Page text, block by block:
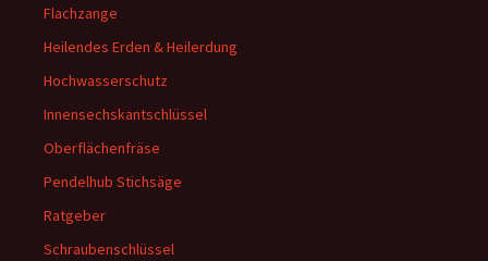
Flachzange
Heilendes Erden & Heilerdung
Hochwasserschutz
Innensechskantschlüssel
Oberflächenfräse
Pendelhub Stichsäge
Ratgeber
Schraubenschlüssel